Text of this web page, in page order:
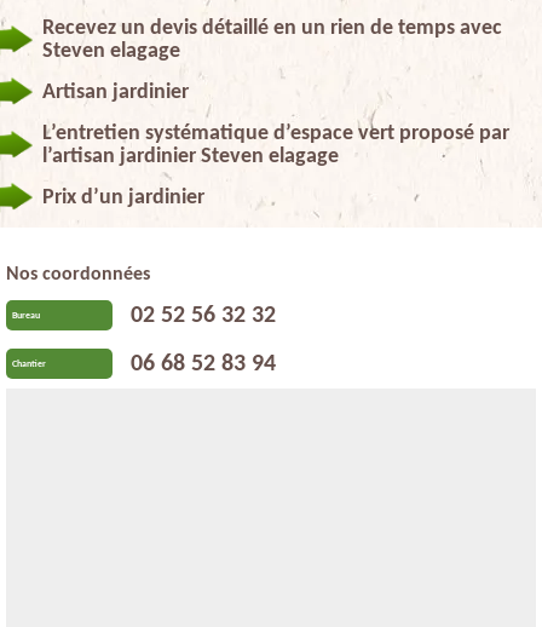
Recevez un devis détaillé en un rien de temps avec
Steven elagage
Artisan jardinier
L’entretien systématique d’espace vert proposé par
l’artisan jardinier Steven elagage
Prix d’un jardinier
Nos coordonnées
Bureau 02 52 56 32 32
Chantier 06 68 52 83 94